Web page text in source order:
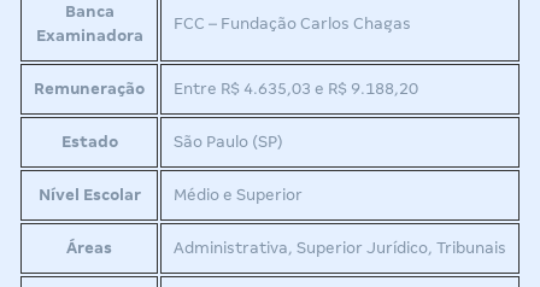
Banca
Examinadora
FCC – Fundação Carlos Chagas
Remuneração Entre R$ 4.635,03 e R$ 9.188,20
Estado São Paulo (SP)
Nível Escolar Médio e Superior
Áreas Administrativa, Superior Jurídico, Tribunais